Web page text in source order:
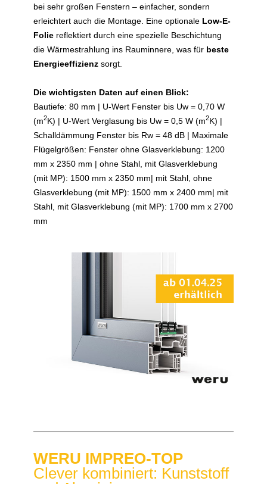
bei sehr großen Fenstern – einfacher, sondern
erleichtert auch die Montage. Eine optionale Low-E-
Folie reflektiert durch eine spezielle Beschichtung
die Wärmestrahlung ins Rauminnere, was für beste
Energieeffizienz sorgt.
Die wichtigsten Daten auf einen Blick:
Bautiefe: 80 mm | U-Wert Fenster bis Uw = 0,70 W
(m2K) | U-Wert Verglasung bis Uw = 0,5 W (m2K) |
Schalldämmung Fenster bis Rw = 48 dB | Maximale
Flügelgrößen: Fenster ohne Glasverklebung: 1200
mm x 2350 mm | ohne Stahl, mit Glasverklebung
(mit MP): 1500 mm x 2350 mm| mit Stahl, ohne
Glasverklebung (mit MP): 1500 mm x 2400 mm| mit
Stahl, mit Glasverklebung (mit MP): 1700 mm x 2700
mm
WERU IMPREO-TOP
Clever kombiniert: Kunststoff